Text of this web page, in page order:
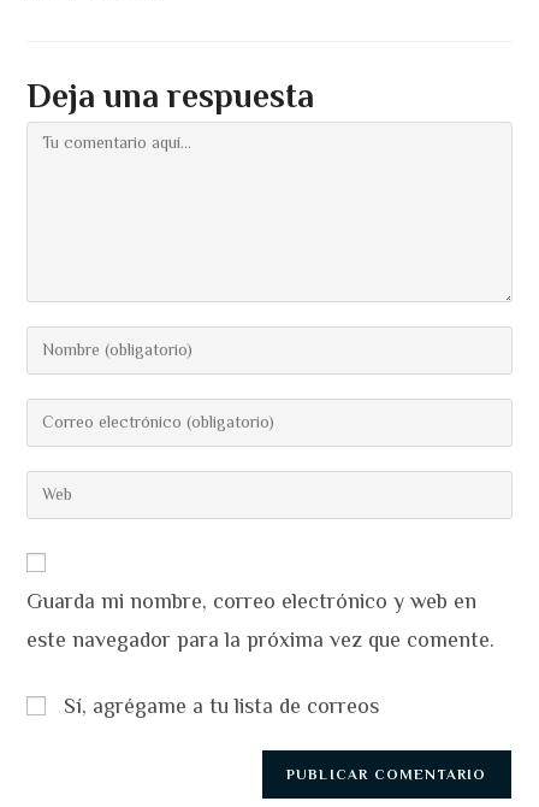
Deja una respuesta
Comentario
Introduce
tu
nombre
de
usuario
para
Introduce
tu
dirección
para
Introduce
la
de
tu
web
Guarda mi nombre, correo electrónico y web en
este navegador para la próxima vez que comente.
Sí, agrégame a tu lista de correos